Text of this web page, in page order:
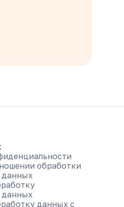
обработки
данных
данных
данных с